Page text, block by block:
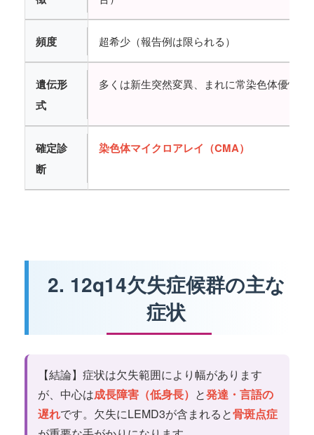
頻度 超希少（報告例は限られる）
遺伝形
式
多くは新生突然変異、まれに常染色体優性（
確定診
断
染色体マイクロアレイ（CMA）
2. 12q14欠失症候群の主な
症状
【結論】症状は欠失範囲により幅があります
が、中心は成長障害（低身長） と発達・言語の
遅れです。欠失にLEMD3が含まれると骨斑点症